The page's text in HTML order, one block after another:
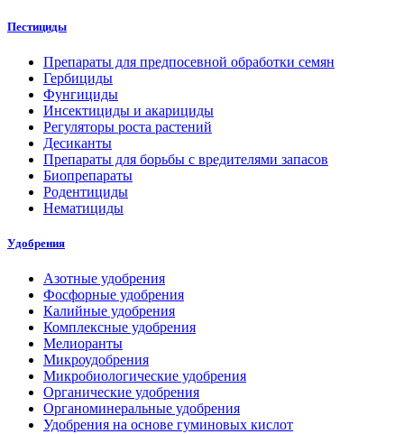
Пестициды
Препараты для предпосевной обработки семян
Гербициды
Фунгициды
Инсектициды и акарициды
Регуляторы роста растений
Десиканты
Препараты для борьбы с вредителями запасов
Биопрепараты
Родентициды
Нематициды
Удобрения
Азотные удобрения
Фосфорные удобрения
Калийные удобрения
Комплексные удобрения
Мелиоранты
Микроудобрения
Микробиологические удобрения
Органические удобрения
Органоминеральные удобрения
Удобрения на основе гуминовых кислот